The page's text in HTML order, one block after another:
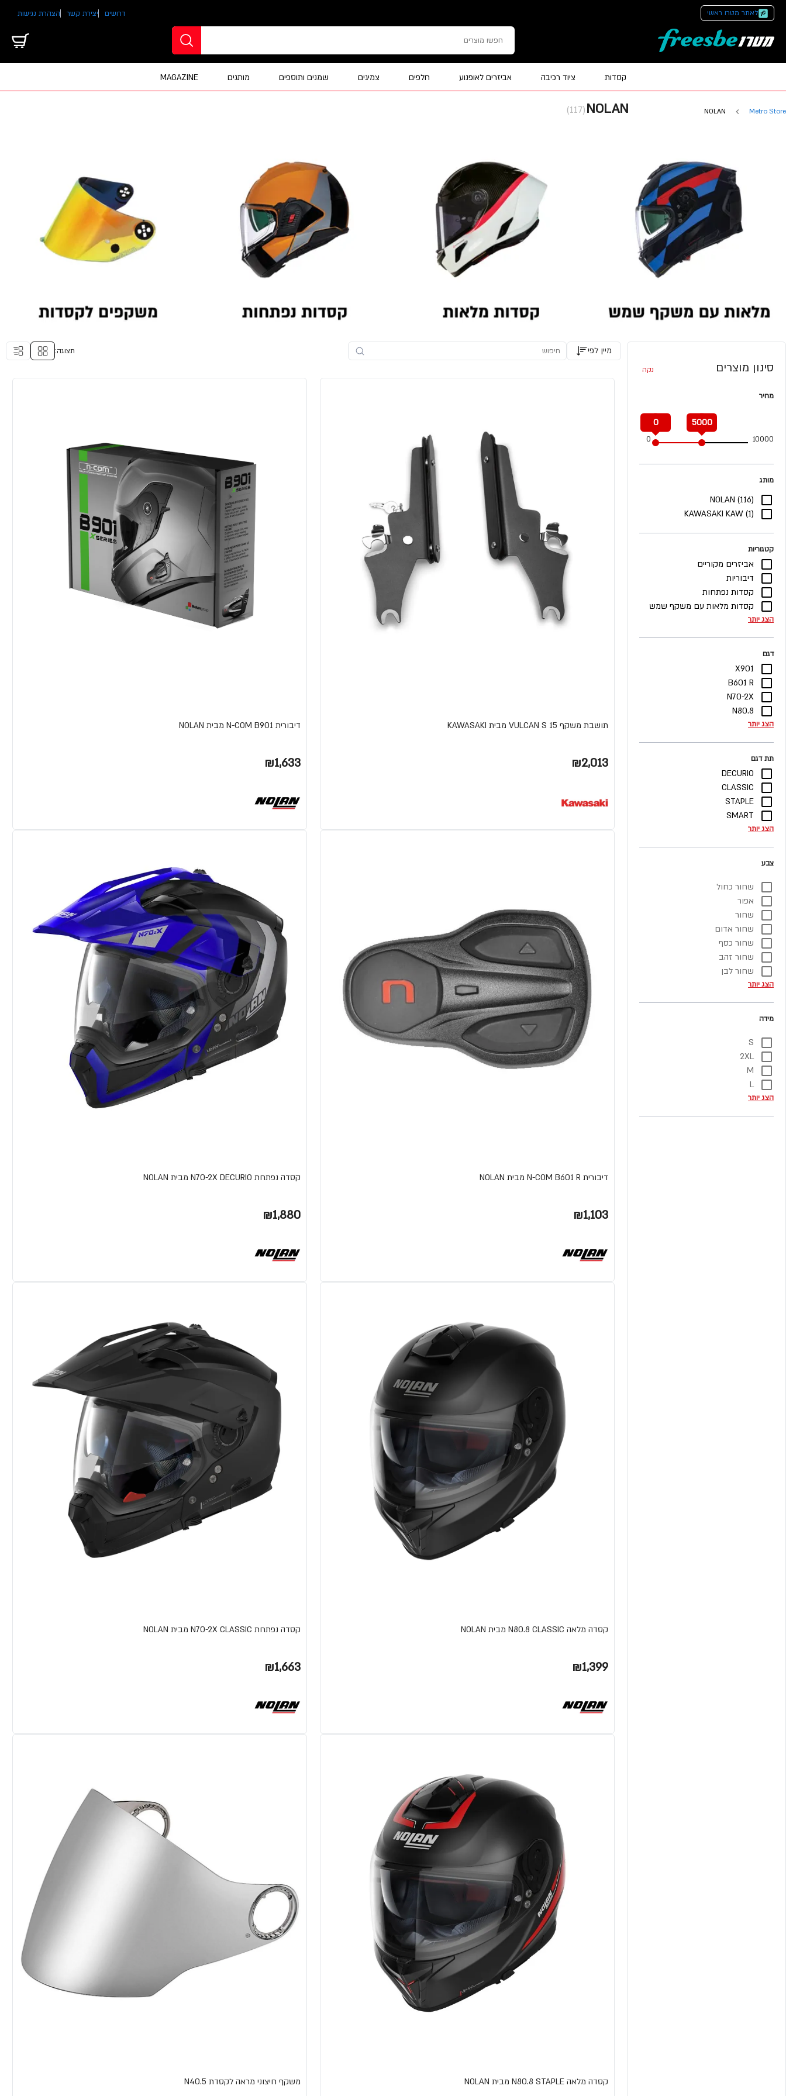
לאתר מטרו ראשי דרושים יצירת קשר הצהרת נגישות
קסדות ציוד רכיבה אביזרים לאופנוע חלפים צמיגים שמנים ותוספים מותגים MAGAZINE
Metro Store
NOLAN
NOLAN
(117)
סינון מוצרים נקה
מחיר
10000
0 5000
0
מותג
NOLAN (116)
KAWASAKI KAW (1)
קטגוריות
אביזרים מקוריים
דיבוריות
קסדות נפתחות
קסדות מלאות עם משקף שמש
הצג יותר
דגם
X901
B601 R
N70-2X
N80.8
הצג יותר
תת דגם
DECURIO
CLASSIC
STAPLE
SMART
הצג יותר
צבע
שחור כחול
אפור
שחור
שחור אדום
שחור כסף
שחור זהב
שחור לבן
הצג יותר
מידה
S
2XL
M
L
הצג יותר
מיין לפי תצוגה:
תושבת משקף VULCAN S 15 מבית KAWASAKI
₪2,013
דיבורית N-COM B901 מבית NOLAN
₪1,633
דיבורית N-COM B601 R מבית NOLAN
₪1,103
קסדה נפתחת N70-2X DECURIO מבית NOLAN
₪1,880
קסדה מלאה N80.8 CLASSIC מבית NOLAN
₪1,399
קסדה נפתחת N70-2X CLASSIC מבית NOLAN
₪1,663
קסדה מלאה N80.8 STAPLE מבית NOLAN משקף חיצוני מראה לקסדת N40.5